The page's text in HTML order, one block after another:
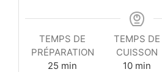
TEMPS DE
PRÉPARATION
25 minutes
min
TEMPS DE
CUISSON
10minutes
min